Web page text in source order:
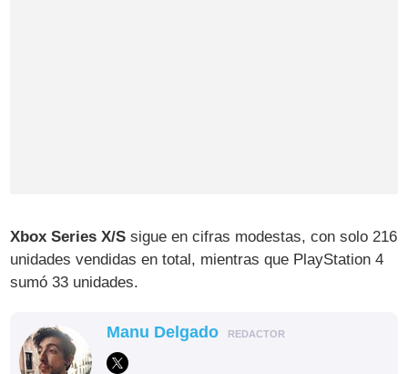
Xbox Series X/S sigue en cifras modestas, con solo 216
unidades vendidas en total, mientras que PlayStation 4
sumó 33 unidades.
Manu Delgado REDACTOR